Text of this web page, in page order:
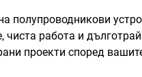
полупроводникови
чиста работа и
проекти според